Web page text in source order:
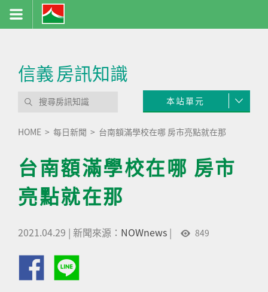
信義房訊知識
本站單元
HOME 每日新聞 台南額滿學校在哪 房市亮點就在那
台南額滿學校在哪 房市
亮點就在那
2021.04.29 | 新聞來源： NOWnews | 849